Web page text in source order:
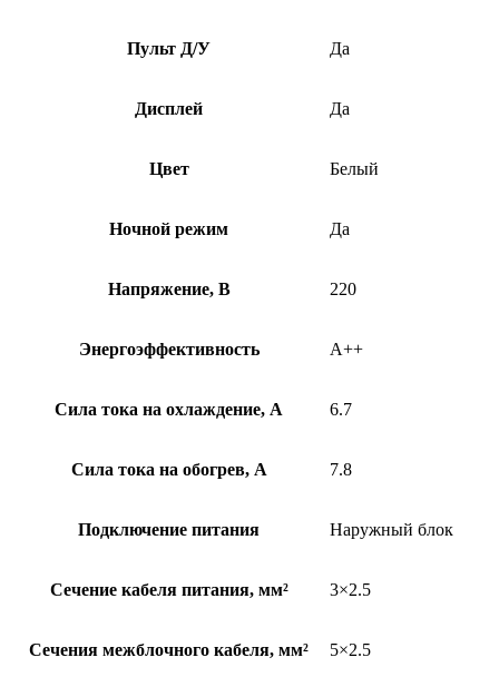
Пульт Д/У Да
Дисплей Да
Цвет Белый
Ночной режим Да
Напряжение, В 220
Энергоэффективность A++
Сила тока на охлаждение, А 6.7
Сила тока на обогрев, А 7.8
Подключение питания Наружный блок
Сечение кабеля питания, мм² 3×2.5
Сечения межблочного кабеля, мм² 5×2.5